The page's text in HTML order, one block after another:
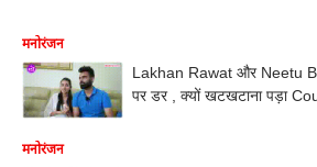
मनोरंजन
Lakhan Rawat और Neetu
पर डर , क्यों खटखटाना पड़ा
मनोरंजन